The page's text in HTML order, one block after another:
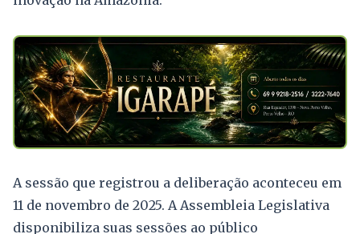
A sessão que registrou a deliberação aconteceu em
11 de novembro de 2025. A Assembleia Legislativa
disponibiliza suas sessões ao público